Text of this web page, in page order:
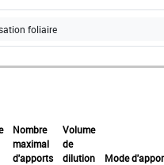
foliaire
Nombre
maximal
d'apports
Volume
de
dilution
Mode